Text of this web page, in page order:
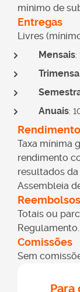
Como
ato
Os
da declaração
seguintes
Quadro 1
Escolher a
Quadro 2
Indicar o ano a
estar pré-
Quadro 4
Assinalar o
Quadro 4A
Declarar o
mínimo de
Entregas
Livres
Mensais:
Anuais:
Rendimento
Taxa mínima
rendimento
resultados
Assembleia
Reembolsos
Totais ou
Regulamento.
Comissões
Sem
Para